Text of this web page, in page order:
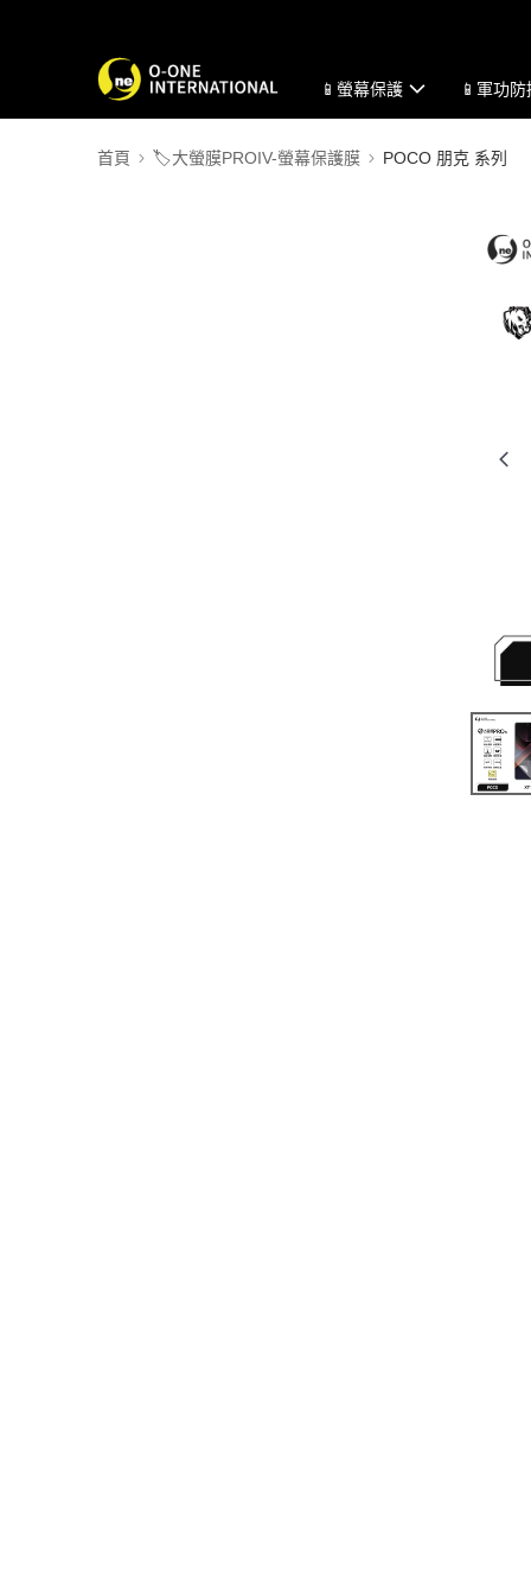
📱螢幕保護 📱軍功
首頁 🏷️大螢膜PROIV-螢幕保護膜 POCO 朋克 系列